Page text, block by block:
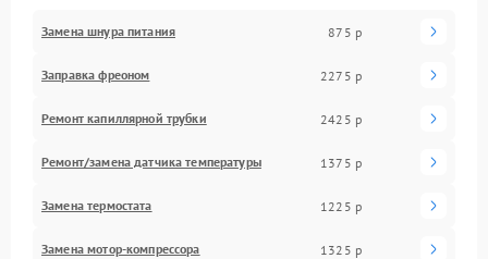
Замена шнура питания 875 р
Заправка фреоном 2275 р
Ремонт капиллярной трубки 2425 р
Ремонт/замена датчика температуры 1375 р
Замена термостата 1225 р
Замена мотор-компрессора 1325 р